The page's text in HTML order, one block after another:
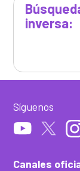
inversa:
Canales
Síguenos